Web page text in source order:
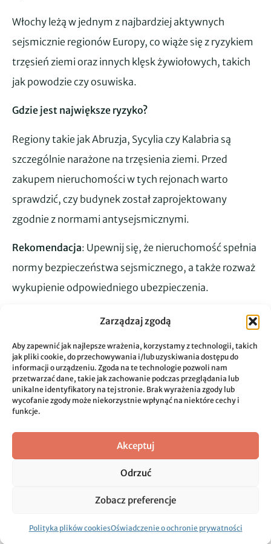
Zarządzaj zgodą
Aby zapewnić jak najlepsze wrażenia, korzystamy z technologii, takich
jak pliki cookie, do przechowywania i/lub uzyskiwania dostępu do
informacji o urządzeniu. Zgoda na te technologie pozwoli nam
przetwarzać dane, takie jak zachowanie podczas przeglądania lub
unikalne identyfikatory na tej stronie. Brak wyrażenia zgody lub
wycofanie zgody może niekorzystnie wpłynąć na niektóre cechy i
funkcje.
Akceptuj
Odrzuć
Zobacz preferencje
Polityka plików cookiesOświadczenie o ochronie prywatności
Włochy leżą w jednym z najbardziej aktywnych
sejsmicznie regionów Europy, co wiąże się z ryzykiem
trzęsień ziemi oraz innych klęsk żywiołowych, takich
jak powodzie czy osuwiska.
Gdzie jest największe ryzyko?
Regiony takie jak Abruzja, Sycylia czy Kalabria są
szczególnie narażone na trzęsienia ziemi. Przed
zakupem nieruchomości w tych rejonach warto
sprawdzić, czy budynek został zaprojektowany
zgodnie z normami antysejsmicznymi.
Rekomendacja: Upewnij się, że nieruchomość spełnia
normy bezpieczeństwa sejsmicznego, a także rozważ
wykupienie odpowiedniego ubezpieczenia.
Wady prawne i budowlane
nieruchomości
Na pierwszy rzut oka może wydawać się, że
nieruchomość jest idealna, a właściciele zapewniają,
że wszystko jest uregulowane prawnie.
Rzeczywistość może być zgoła odmienna i możesz
bardzo się zdziwić jak zaczniesz drążyć.
Skorzystaj z doświadczonego pośrednika lub
notariusza, który sprawdzi całą dokumentację